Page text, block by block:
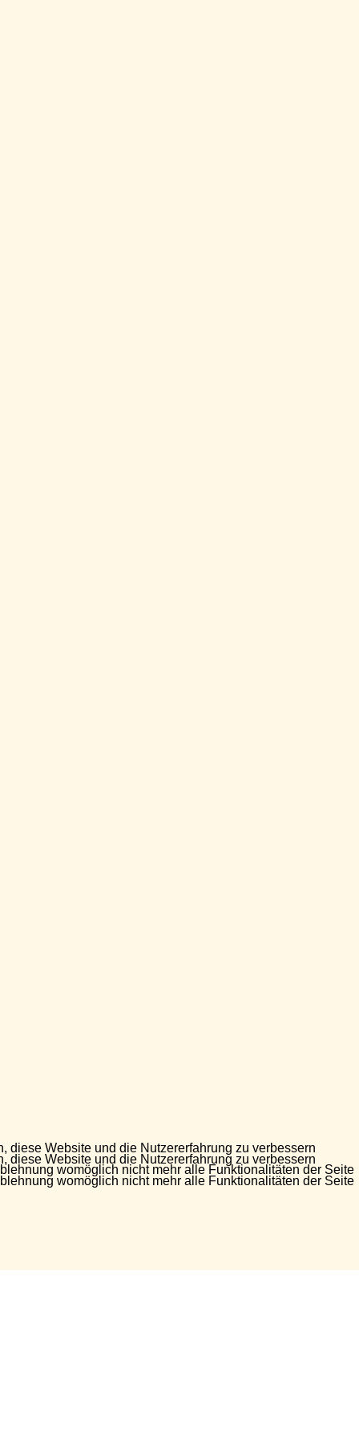
diese Website und die Nutzererfahrung zu verbessern
womöglich nicht mehr alle Funktionalitäten der Seite
diese Website und die Nutzererfahrung zu verbessern
womöglich nicht mehr alle Funktionalitäten der Seite